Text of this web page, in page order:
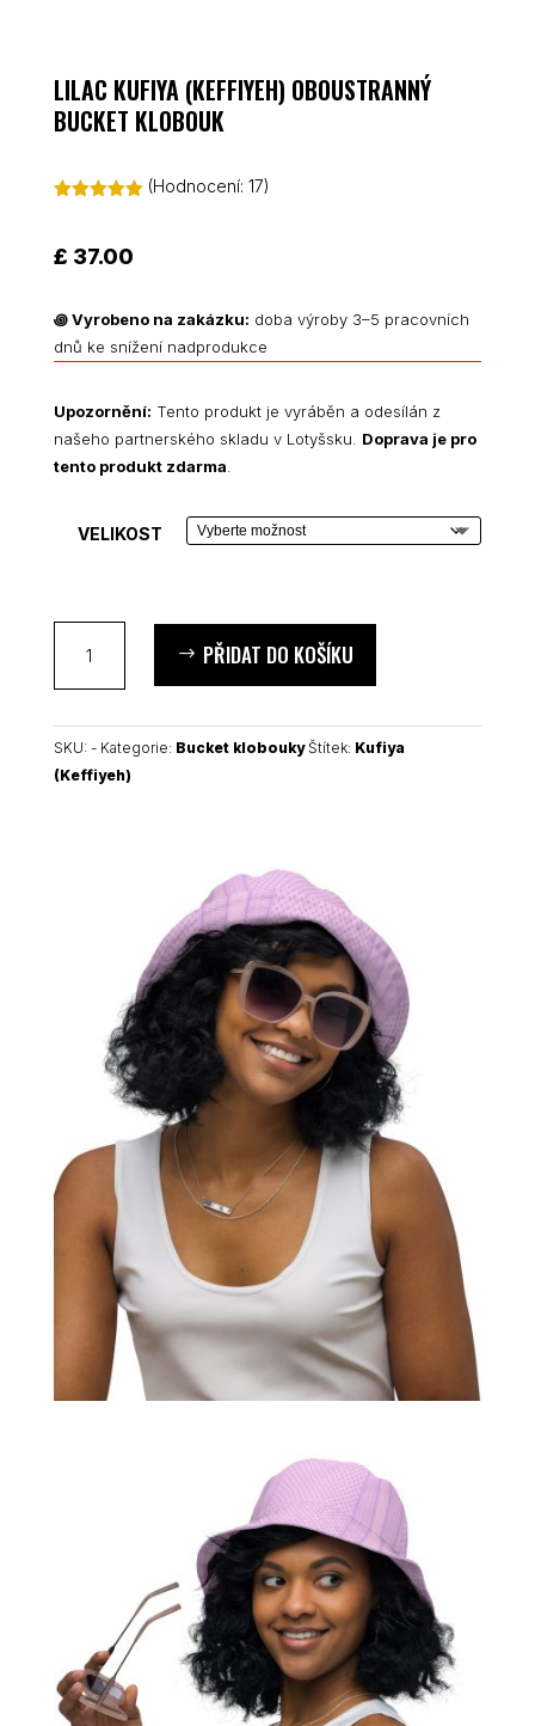
LILAC KUFIYA (KEFFIYEH) OBOUSTRANNÝ
BUCKET KLOBOUK
základě
hodnocení
(Hodnocení:17)
£ 37.00
꩜Vyrobeno na zakázku: doba výroby 3–5 pracovních
dnů ke snížení nadprodukce
Upozornění: Tento produkt je vyráběn a odesílán z
našeho partnerského skladu v Lotyšsku. Doprava je pro
tento produkt zdarma
VELIKOST
Kufiya
(Keffiyeh)
bucket
klobouk
PŘIDAT DO KOŠÍKU
SKU: - Kategorie: Bucket klobouky Štítek: Kufiya
(Keffiyeh)